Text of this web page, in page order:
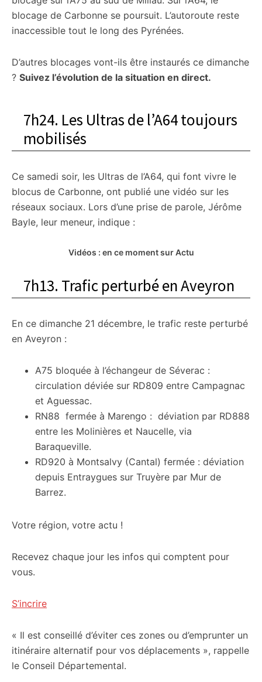
blocage de Carbonne se poursuit. L’autoroute reste
inaccessible tout le long des Pyrénées.
D’autres blocages vont-ils être instaurés ce dimanche
? Suivez l’évolution de la situation en direct.
7h24. Les Ultras de l’A64 toujours
mobilisés
Ce samedi soir, les Ultras de l’A64, qui font vivre le
blocus de Carbonne, ont publié une vidéo sur les
réseaux sociaux. Lors d’une prise de parole, Jérôme
Bayle, leur meneur, indique :
Vidéos : en ce moment sur Actu
7h13. Trafic perturbé en Aveyron
En ce dimanche 21 décembre, le trafic reste perturbé
en Aveyron :
A75 bloquée à l’échangeur de Séverac :
circulation déviée sur RD809 entre Campagnac
et Aguessac.
RN88 fermée à Marengo : déviation par RD888
entre les Molinières et Naucelle, via
Baraqueville.
RD920 à Montsalvy (Cantal) fermée : déviation
depuis Entraygues sur Truyère par Mur de
Barrez.
Votre région, votre actu !
Recevez chaque jour les infos qui comptent pour
vous.
S’incrire
« Il est conseillé d’éviter ces zones ou d’emprunter un
itinéraire alternatif pour vos déplacements », rappelle
le Conseil Départemental.